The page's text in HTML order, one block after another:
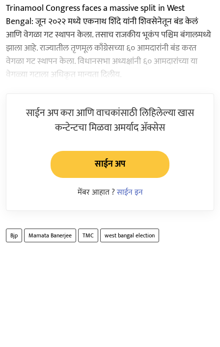
Trinamool Congress faces a massive split in West
Bengal: जून २०२२ मध्ये एकनाथ शिंदे यांनी शिवसेनेतून बंड केलं
आणि वेगळा गट स्थापन केला. तसाच राजकीय भूकंप पश्चिम बंगालमध्ये
झाला आहे. राज्यातील तृणमूल काँग्रेसच्या ६० आमदारांनी बंड करत
वेगळा गट स्थापन केला. विधानसभा अध्यक्षांनी ६० आमदारांच्या या
वेगळ्या गटाला अधिकृत मान्यता दिलीय.
साईन अप करा आणि वाचकांसाठी लिहिलेल्या खास
कन्टेन्टचा मिळवा अमर्याद ॲक्सेस
साईन अप
मेंबर आहात ?साईन इन
Bjp Mamata Banerjee TMC west bangal election